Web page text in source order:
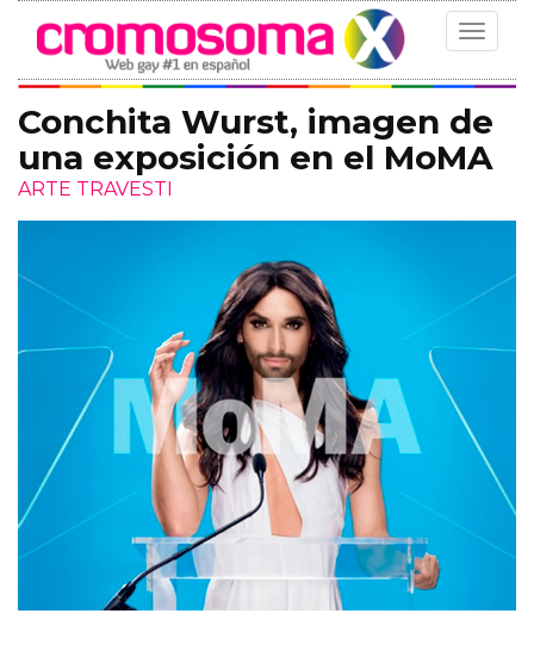
Toggle
Conchita Wurst, imagen de
una exposición en el MoMA
ARTE TRAVESTI